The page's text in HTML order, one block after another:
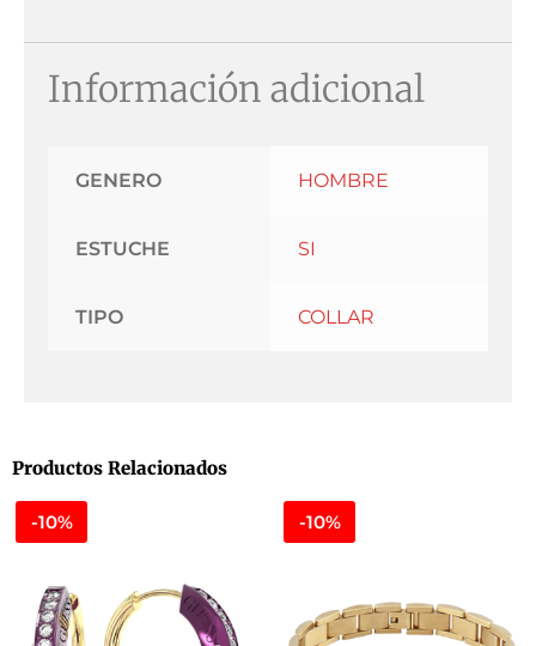
Información adicional
GENERO HOMBRE
ESTUCHE SI
TIPO COLLAR
Productos Relacionados
-10% -10%